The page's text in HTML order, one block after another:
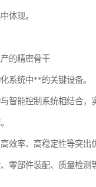
体现。
的精密骨干
系统中**的关键设备。
智能控制系统相结合，
效率、高稳定性等突出
零部件装配、质量检测